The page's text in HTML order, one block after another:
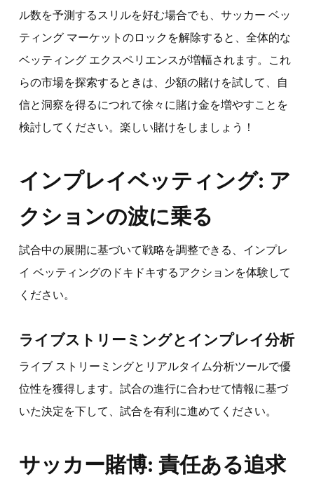
ル数を予測するスリルを好む場合でも、サッカー ベッ
ティング マーケットのロックを解除すると、全体的な
ベッティング エクスペリエンスが増幅されます。これ
らの市場を探索するときは、少額の賭けを試して、自
信と洞察を得るにつれて徐々に賭け金を増やすことを
検討してください。楽しい賭けをしましょう！
インプレイベッティング: ア
クションの波に乗る
試合中の展開に基づいて戦略を調整できる、インプレ
イ ベッティングのドキドキするアクションを体験して
ください。
ライブストリーミングとインプレイ分析
ライブ ストリーミングとリアルタイム分析ツールで優
位性を獲得します。試合の進行に合わせて情報に基づ
いた決定を下して、試合を有利に進めてください。
サッカー賭博: 責任ある追求